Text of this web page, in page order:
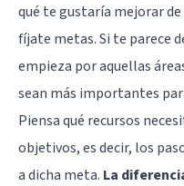
qué te gustaría mejorar de
fíjate metas. Si te parece
empieza por aquellas
sean más importantes
Piensa qué recursos
objetivos, es decir, los
a dicha meta. La